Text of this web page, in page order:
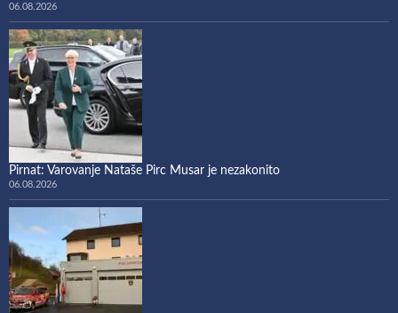
06.08.2026
Pirnat: Varovanje Nataše Pirc Musar je nezakonito
06.08.2026